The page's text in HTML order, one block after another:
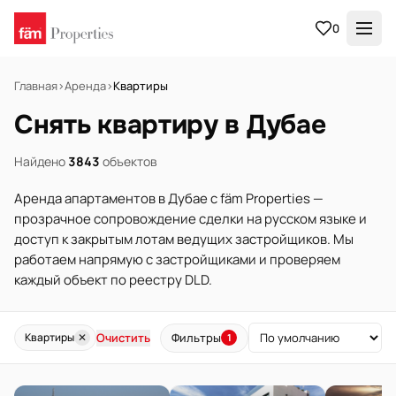
0
Главная›Аренда›Квартиры
Снять квартиру в Дубае
Найдено 3843 объектов
Аренда апартаментов в Дубае с fäm Properties —
прозрачное сопровождение сделки на русском языке и
доступ к закрытым лотам ведущих застройщиков. Мы
работаем напрямую с застройщиками и проверяем
каждый объект по реестру DLD.
Квартиры ✕ Очистить Фильтры 1